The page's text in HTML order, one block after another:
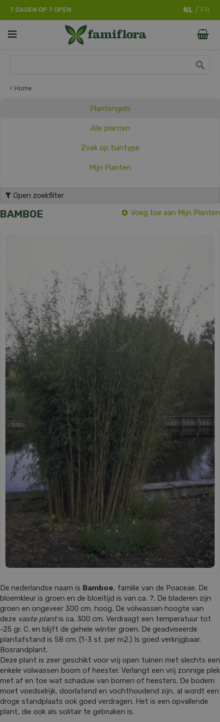
Home
7 DAGEN OP 7 OPEN
Plantengids
Alle planten
Zoek op tuintype
Mijn Planten
Open zoekfilter
BAMBOE Voeg toe aan Mijn Planten
De nederlandse naam is Bamboe, familie van de Poaceae. De
bloemkleur is groen en de bloeitijd is van ca. ?. De bladeren zijn
groen en ongeveer 300 cm. hoog. De volwassen hoogte van
deze vaste plantis ca. 300 cm. Verdraagt een temperatuur tot
-25 gr. C. en blijft de gehele winter groen. De geadviseerde
plantafstand is 58 cm. (1-3 st. per m2.) Is goed verkrijgbaar.
Bosrandplant.
Deze plant is zeer geschikt voor vrij open tuinen met slechts een
enkele volwassen boom of heester. Verlangt een vrij zonnige plek
met af en toe wat schaduw van bomen of heesters. De bodem
moet voedselrijk, doorlatend en vochthoudend zijn, al wordt een
droge standplaats ook goed verdragen. Het is een opvallende
plant, die ook als solitair te gebruiken is.